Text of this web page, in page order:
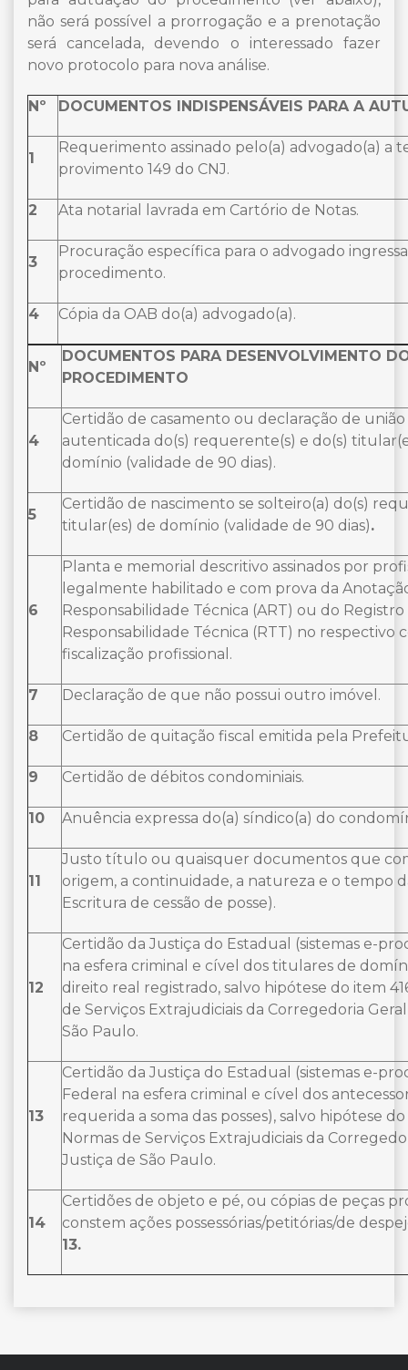
não será possível a prorrogação e a prenotação
será cancelada, devendo o interessado fazer
novo protocolo para nova análise.
Nº DOCUMENTOS INDISPENSÁVEIS PARA A
1
Requerimento assinado pelo(a) advogado(a) a
provimento 149 do CNJ.
2 Ata notarial lavrada em Cartório de Notas.
3
Procuração específica para o advogado
procedimento.
4 Cópia da OAB do(a) advogado(a).
Nº
DOCUMENTOS PARA DESENVOLVIMENTO
PROCEDIMENTO
4
Certidão de casamento ou declaração de
autenticada do(s) requerente(s) e do(s)
domínio (validade de 90 dias).
5
Certidão de nascimento se solteiro(a) do(s)
titular(es) de domínio (validade de 90 dias).
6
Planta e memorial descritivo assinados por
legalmente habilitado e com prova da
Responsabilidade Técnica (ART) ou do
Responsabilidade Técnica (RTT) no respectivo
fiscalização profissional.
7 Declaração de que não possui outro imóvel.
8 Certidão de quitação fiscal emitida pela
9 Certidão de débitos condominiais.
10 Anuência expressa do(a) síndico(a) do
11
Justo título ou quaisquer documentos que
origem, a continuidade, a natureza e o tempo
Escritura de cessão de posse).
12
Certidão da Justiça do Estadual (sistemas e-
na esfera criminal e cível dos titulares de
direito real registrado, salvo hipótese do item
de Serviços Extrajudiciais da Corregedoria
São Paulo.
13
Certidão da Justiça do Estadual (sistemas e-
Federal na esfera criminal e cível dos
requerida a soma das posses), salvo hipótese do
Normas de Serviços Extrajudiciais da
Justiça de São Paulo.
14
Certidões de objeto e pé, ou cópias de peças
constem ações possessórias/petitórias/de
13.